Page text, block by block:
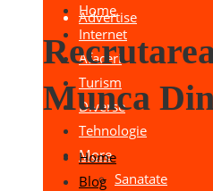
Advertise
Home
Internet
Afaceri
Turism
Diverse
Tehnologie
More
Sanatate
Munca
Home
Blog